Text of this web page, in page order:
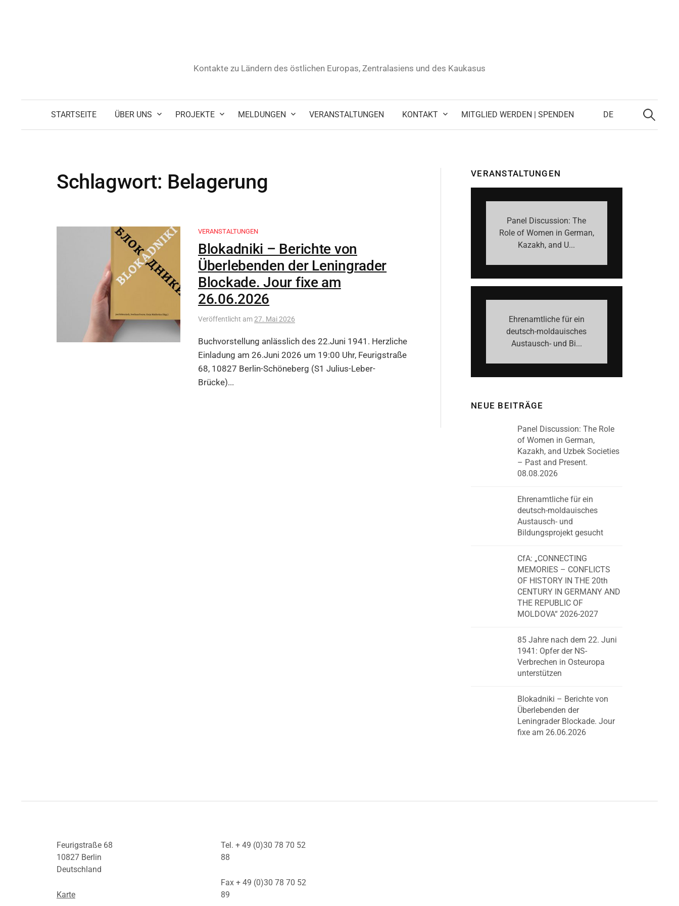
Kontakte zu Ländern des östlichen Europas, Zentralasiens und des Kaukasus
STARTSEITE ÜBER UNS PROJEKTE MELDUNGEN VERANSTALTUNGEN KONTAKT MITGLIED WERDEN | SPENDEN DE
Suchen
nach:
Schlagwort: Belagerung
VERANSTALTUNGEN
Blokadniki – Berichte von
Überlebenden der Leningrader
Blockade. Jour fixe am
26.06.2026
Veröffentlicht am27. Mai 2026
Buchvorstellung anlässlich des 22.Juni 1941. Herzliche
Einladung am 26.Juni 2026 um 19:00 Uhr, Feurigstraße
68, 10827 Berlin-Schöneberg (S1 Julius-Leber-
Brücke)...
VERANSTALTUNGEN
Panel Discussion: The
Role of Women in German,
Kazakh, and U...
Ehrenamtliche für ein
deutsch-moldauisches
Austausch- und Bi...
NEUE BEITRÄGE
Panel Discussion: The Role
of Women in German,
Kazakh, and Uzbek Societies
– Past and Present.
08.08.2026
Ehrenamtliche für ein
deutsch-moldauisches
Austausch- und
Bildungsprojekt gesucht
CfA: „CONNECTING
MEMORIES – CONFLICTS
OF HISTORY IN THE 20th
CENTURY IN GERMANY AND
THE REPUBLIC OF
MOLDOVA“ 2026-2027
85 Jahre nach dem 22. Juni
1941: Opfer der NS-
Verbrechen in Osteuropa
unterstützen
Blokadniki – Berichte von
Überlebenden der
Leningrader Blockade. Jour
fixe am 26.06.2026
Feurigstraße 68
10827 Berlin
Deutschland
Karte
Tel. + 49 (0)30 78 70 52
88
Fax + 49 (0)30 78 70 52
89